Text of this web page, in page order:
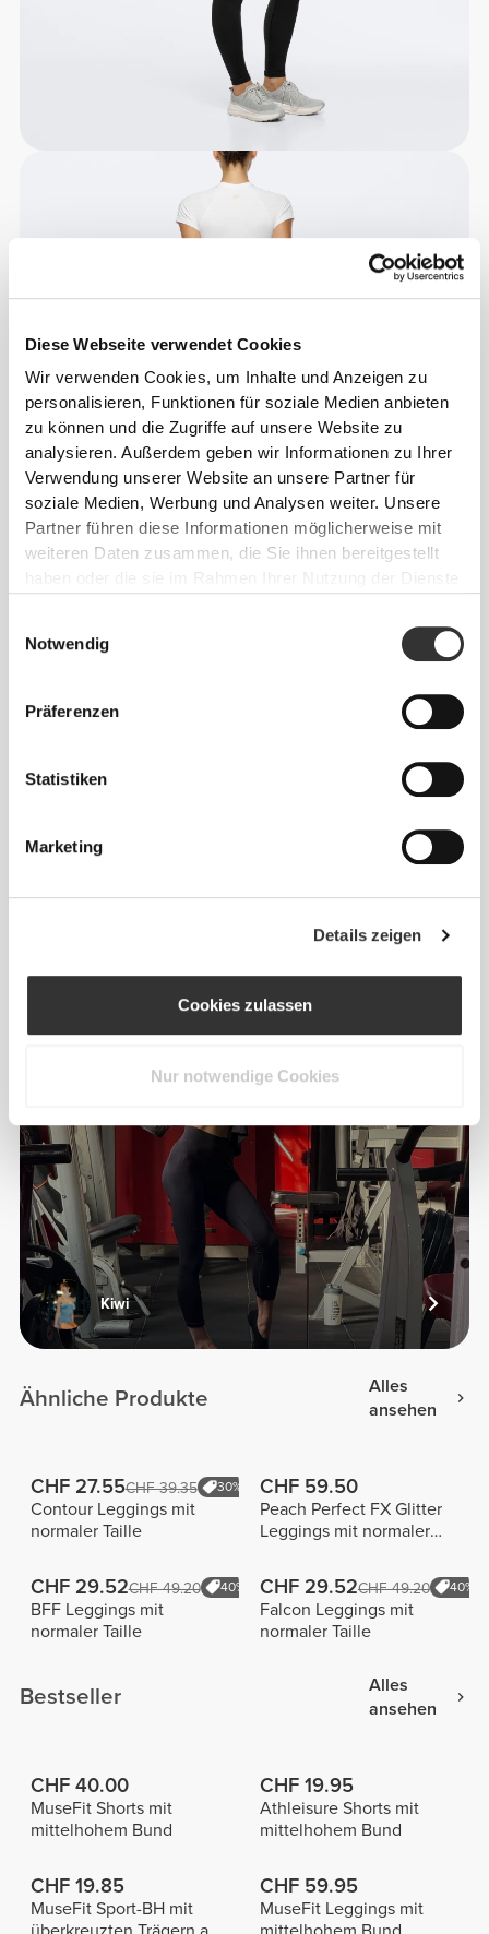
Diese Webseite verwendet Cookies
Wir verwenden Cookies, um Inhalte und Anzeigen zu
personalisieren, Funktionen für soziale Medien anbieten
zu können und die Zugriffe auf unsere Website zu
analysieren. Außerdem geben wir Informationen zu Ihrer
Verwendung unserer Website an unsere Partner für
soziale Medien, Werbung und Analysen weiter. Unsere
Partner führen diese Informationen möglicherweise mit
weiteren Daten zusammen, die Sie ihnen bereitgestellt
haben oder die sie im Rahmen Ihrer Nutzung der Dienste
Notwendig
Präferenzen
Statistiken
Marketing
Details zeigen
Cookies zulassen
Nur notwendige Cookies
Aus unserer Community
Alles
ansehen
1
Kiwi
Ähnliche Produkte
Alles
ansehen
CHF 27.55CHF 39.35 30%
Contour Leggings mit
normaler Taille
CHF 59.50
Peach Perfect FX Glitter
Leggings mit normaler
CHF 29.52CHF 49.20 40%
BFF Leggings mit
normaler Taille
CHF 29.52CHF 49.20 40%
Falcon Leggings mit
normaler Taille
Bestseller
Alles
ansehen
CHF 40.00
MuseFit Shorts mit
mittelhohem Bund
CHF 19.95
Athleisure Shorts mit
mittelhohem Bund
CHF 19.85
MuseFit Sport-BH mit
CHF 59.95
MuseFit Leggings mit